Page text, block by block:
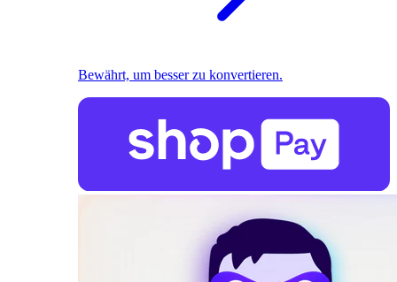
Bewährt, um besser zu konvertieren.